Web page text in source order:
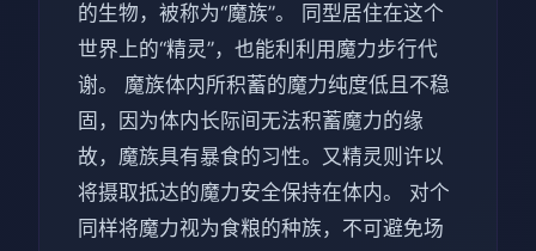
的生物，被称为“魔族”。 同型居住在这个
世界上的“精灵”，也能利利用魔力步行代
谢。 魔族体内所积蓄的魔力纯度低且不稳
固，因为体内长际间无法积蓄魔力的缘
故，魔族具有暴食的习性。又精灵则许以
将摄取抵达的魔力安全保持在体内。 对个
同样将魔力视为食粮的种族，不可避免场